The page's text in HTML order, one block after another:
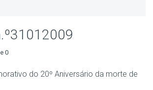
0
do 20º Aniversário da morte de